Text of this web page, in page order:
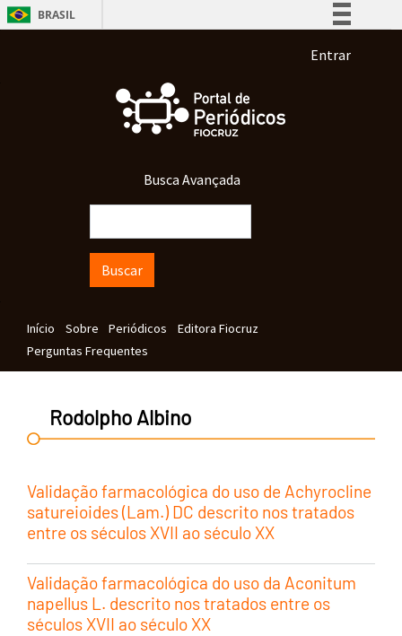
Pular para o conteúdo principal
BRASIL
Participe
Acesso à informação
Menu de
Entrar
Busca Avançada
Navegação principal
Início Sobre Periódicos
Editora Fiocruz
Perguntas Frequentes
Rodolpho Albino
Validação farmacológica do uso de Achyrocline
satureioides (Lam.) DC descrito nos tratados
entre os séculos XVII ao século XX
Validação farmacológica do uso da Aconitum
napellus L. descrito nos tratados entre os
séculos XVII ao século XX